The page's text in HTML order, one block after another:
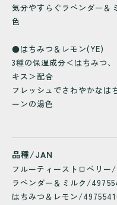
気分やすらぐラベンダー＆
色
●はちみつ＆レモン(YE)
3種の保湿成分＜はちみつ
キス＞配合
フレッシュでさわやかなは
ーンの湯色
品種/JAN
フルーティーストロベリー
ラベンダー＆ミルク/
はちみつ＆レモン/